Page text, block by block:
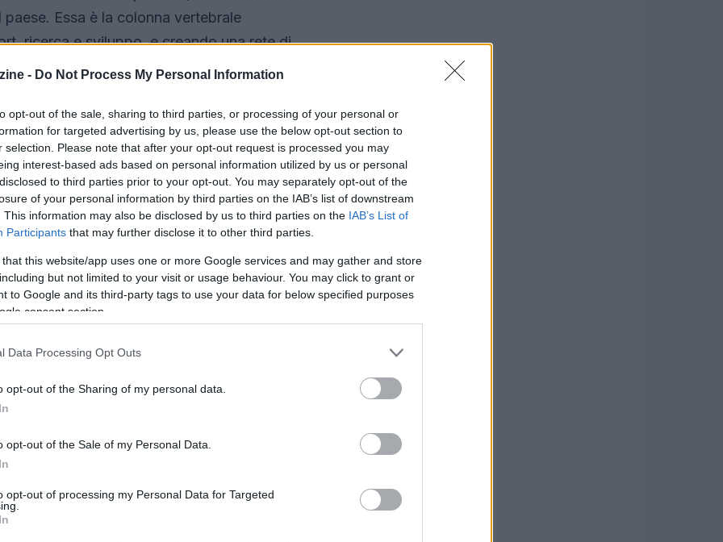
- Do Not Process My Personal Information
opt-out of the sale, sharing to third parties, or processing of your personal or
for targeted advertising by us, please use the below opt-out section to
selection. Please note that after your opt-out request is processed you may
interest-based ads based on personal information utilized by us or personal
to third parties prior to your opt-out. You may separately opt-out of the
of your personal information by third parties on the IAB’s list of downstream
This information may also be disclosed by us to third parties on the IAB’s List of
Participants that may further disclose it to other third parties.
that this website/app uses one or more Google services and may gather and store
but not limited to your visit or usage behaviour. You may click to grant or
to Google and its third-party tags to use your data for below specified purposes
consent section.
Data Processing Opt Outs
opt-out of the Sharing of my personal data.
opt-out of the Sale of my Personal Data.
opt-out of processing my Personal Data for Targeted
Essa è la colonna vertebrale
ricerca e sviluppo, e creando una rete di
Made in Italy
deriva da un lavoro collettivo
Senza di essi, la coesione sociale
nuove regole nel settore
si sono rivelate più fragili e i costi